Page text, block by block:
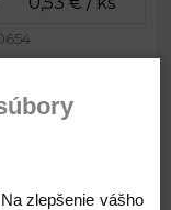
zlepšenie vášho